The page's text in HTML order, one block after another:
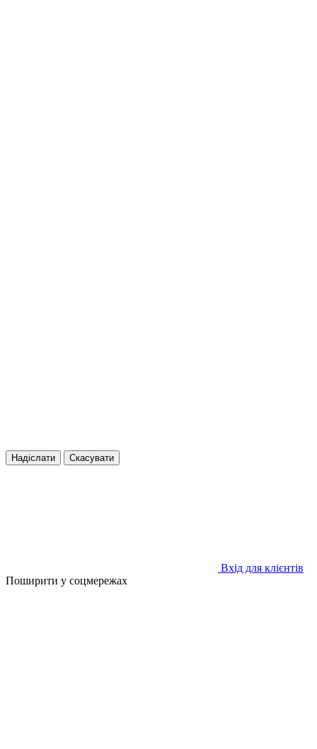
Надіслати Скасувати
Вхід для клієнтів
Поширити у соцмережах